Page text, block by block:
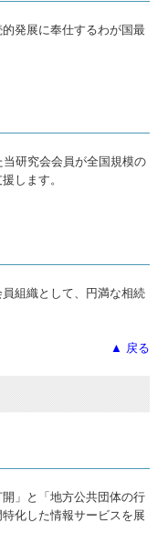
発展に奉仕するわが国最
研究会会員が全国規模の
します。
組織として、円満な相続
▲ 戻る
」と「地方公共団体の行
化した情報サービスを展